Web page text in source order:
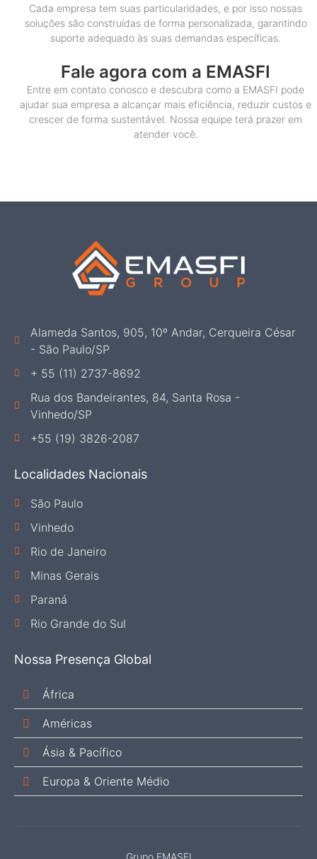
Cada empresa tem suas particularidades, e por isso nossas
soluções são construídas de forma personalizada, garantindo
suporte adequado às suas demandas específicas.
Fale agora com a EMASFI
Entre em contato conosco e descubra como a EMASFI pode
ajudar sua empresa a alcançar mais eficiência, reduzir custos e
crescer de forma sustentável. Nossa equipe terá prazer em
atender você.
Alameda Santos, 905, 10º Andar, Cerqueira César
- São Paulo/SP
+ 55 (11) 2737-8692
Rua dos Bandeirantes, 84, Santa Rosa -
Vinhedo/SP
+55 (19) 3826-2087
Localidades Nacionais
São Paulo
Vinhedo
Rio de Janeiro
Minas Gerais
Paraná
Rio Grande do Sul
Nossa Presença Global
África
Américas
Ásia & Pacífico
Europa & Oriente Médio
Grupo EMASFI